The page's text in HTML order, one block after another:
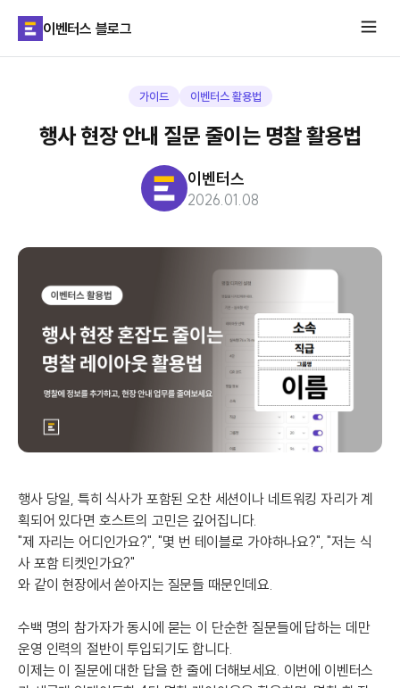
이벤터스 블로그
가이드 이벤터스 활용법
행사 현장 안내 질문 줄이는 명찰 활용법
이벤터스
2026.01.08
행사 당일, 특히 식사가 포함된 오찬 세션이나 네트워킹 자리가 계
획되어 있다면 호스트의 고민은 깊어집니다.
"제 자리는 어디인가요?", "몇 번 테이블로 가야하나요?", "저는 식
사 포함 티켓인가요?"
와 같이 현장에서 쏟아지는 질문들 때문인데요.
수백 명의 참가자가 동시에 묻는 이 단순한 질문들에 답하는 데만
운영 인력의 절반이 투입되기도 합니다.
이제는 이 질문에 대한 답을 한 줄에 더해보세요. 이번에 이벤터스